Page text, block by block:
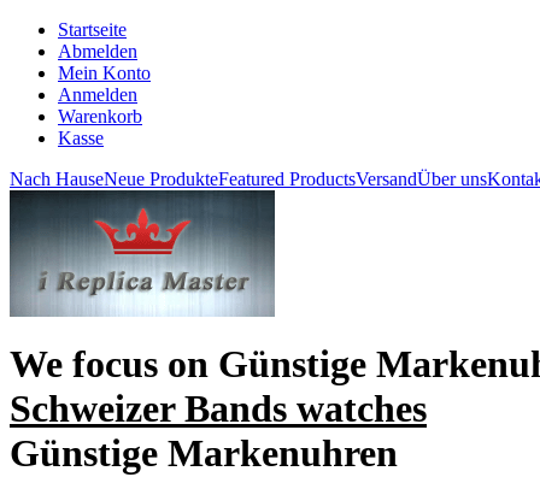
Startseite
Abmelden
Mein Konto
Anmelden
Warenkorb
Kasse
Nach HauseNeue ProdukteFeatured ProductsVersandÜber uns
We focus on Günstige
Schweizer Bands watches
Günstige Markenuhren